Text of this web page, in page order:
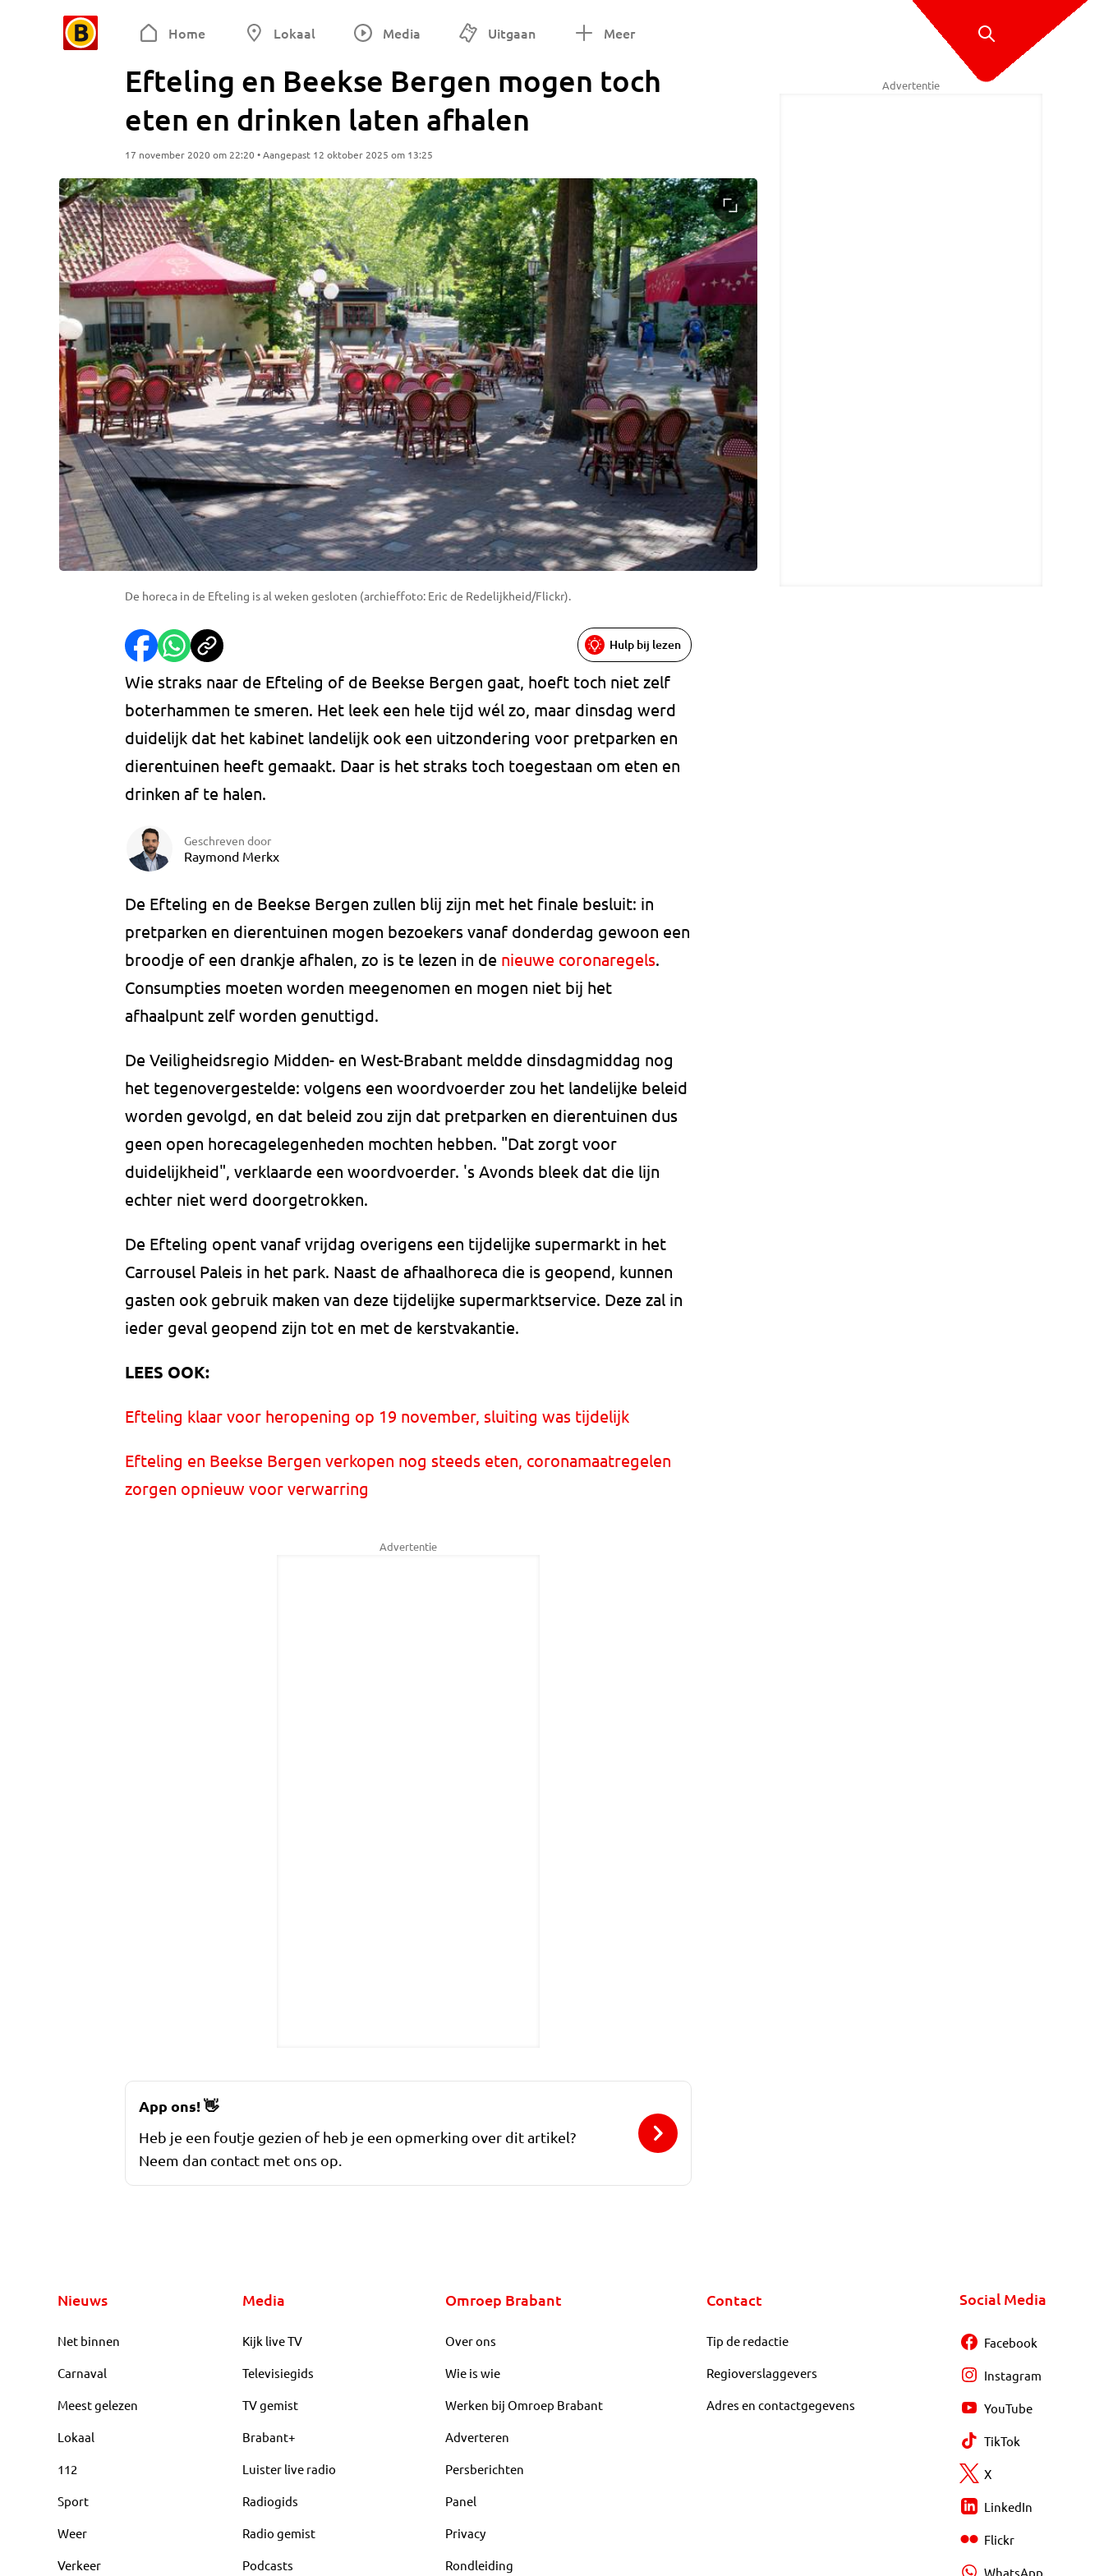
Home Lokaal Media Uitgaan Meer
Efteling en Beekse Bergen mogen toch
eten en drinken laten afhalen
17 november 2020 om 22:20 • Aangepast 12 oktober 2025 om 13:25
De horeca in de Efteling is al weken gesloten (archieffoto: Eric de Redelijkheid/Flickr).
Hulp bij lezen
Wie straks naar de Efteling of de Beekse Bergen gaat, hoeft toch niet zelf
boterhammen te smeren. Het leek een hele tijd wél zo, maar dinsdag werd
duidelijk dat het kabinet landelijk ook een uitzondering voor pretparken en
dierentuinen heeft gemaakt. Daar is het straks toch toegestaan om eten en
drinken af te halen.
Geschreven door
Raymond Merkx
De Efteling en de Beekse Bergen zullen blij zijn met het finale besluit: in
pretparken en dierentuinen mogen bezoekers vanaf donderdag gewoon een
broodje of een drankje afhalen, zo is te lezen in de nieuwe coronaregels.
Consumpties moeten worden meegenomen en mogen niet bij het
afhaalpunt zelf worden genuttigd.
De Veiligheidsregio Midden- en West-Brabant meldde dinsdagmiddag nog
het tegenovergestelde: volgens een woordvoerder zou het landelijke beleid
worden gevolgd, en dat beleid zou zijn dat pretparken en dierentuinen dus
geen open horecagelegenheden mochten hebben. "Dat zorgt voor
duidelijkheid", verklaarde een woordvoerder. 's Avonds bleek dat die lijn
echter niet werd doorgetrokken.
De Efteling opent vanaf vrijdag overigens een tijdelijke supermarkt in het
Carrousel Paleis in het park. Naast de afhaalhoreca die is geopend, kunnen
gasten ook gebruik maken van deze tijdelijke supermarktservice. Deze zal in
ieder geval geopend zijn tot en met de kerstvakantie.
LEES OOK:
Efteling klaar voor heropening op 19 november, sluiting was tijdelijk
Efteling en Beekse Bergen verkopen nog steeds eten, coronamaatregelen
zorgen opnieuw voor verwarring
Advertentie
Advertentie
App ons!👋
Heb je een foutje gezien of heb je een opmerking over dit artikel?
Neem dan contact met ons op.
Nieuws
Net binnen
Carnaval
Meest gelezen
Lokaal
112
Sport
Weer
Verkeer
Media
Kijk live TV
Televisiegids
TV gemist
Brabant+
Luister live radio
Radiogids
Radio gemist
Podcasts
Omroep Brabant
Over ons
Wie is wie
Werken bij Omroep Brabant
Adverteren
Persberichten
Panel
Privacy
Rondleiding
Contact
Tip de redactie
Regioverslaggevers
Adres en contactgegevens
Social Media
Facebook
Instagram
YouTube
TikTok
X
LinkedIn
Flickr
WhatsApp